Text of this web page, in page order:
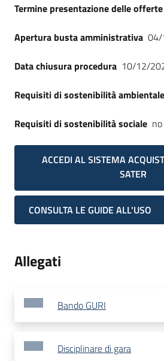
Termine presentazione delle offerte
Apertura busta amministrativa
Data chiusura procedura 10/12/
Requisiti di sostenibilità ambientale
Requisiti di sostenibilità sociale no
ACCEDI AL SISTEMA
SATER
CONSULTA LE GUIDE ALL'USO
Allegati
Bando GURI
Disciplinare di gara